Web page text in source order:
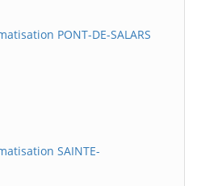
PONT-DE-SALARS
SAINTE-